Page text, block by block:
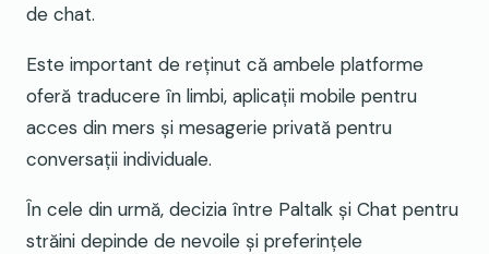
de chat.
Este important de reținut că ambele platforme
oferă traducere în limbi, aplicații mobile pentru
acces din mers și mesagerie privată pentru
conversații individuale.
În cele din urmă, decizia între Paltalk și Chat pentru
străini depinde de nevoile și preferințele